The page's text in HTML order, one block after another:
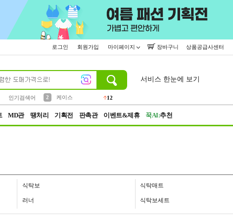
로그인 회원가입 마이페이지 장바구니 상품공급사센터
인기검색어
2
케이스
12
서비스 한눈에 보기
MD관 땡처리 기획전 판촉관 이벤트&제휴 꾹AI:추천
식탁보 식탁매트
러너 식탁보세트